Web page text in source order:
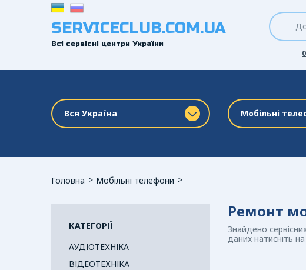
SERVICECLUB.COM.UA
Всі сервісні центри України
0
Вся Україна Мобільні
Головна Мобільні телефони
КАТЕГОРІЇ
АУДІОТЕХНІКА
ВІДЕОТЕХНІКА
Ремонт
Знайдено
даних натисніть